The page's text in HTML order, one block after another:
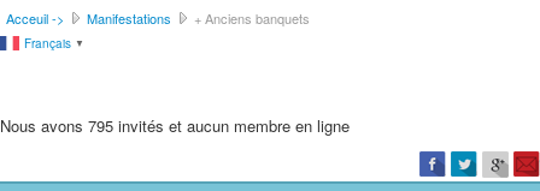
Acceuil -> Manifestations + Anciens banquets
Français ▼
Nous avons 795 invités et aucun membre en ligne